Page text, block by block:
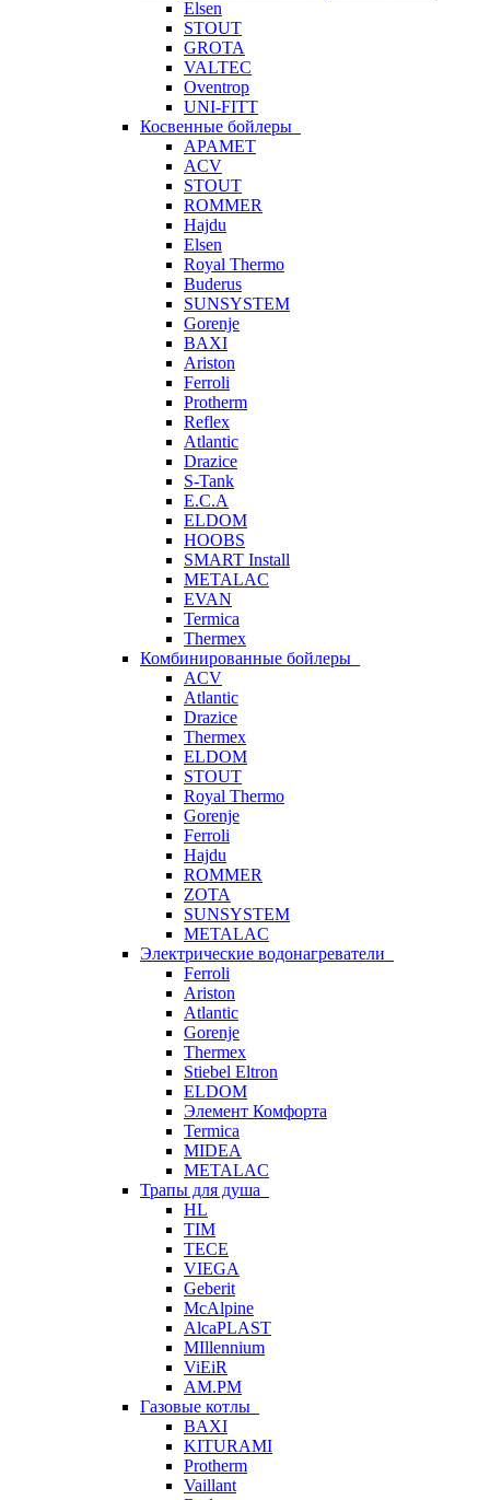
Elsen
STOUT
GROTA
VALTEC
Oventrop
UNI-FITT
Косвенные бойлеры
APAMET
ACV
STOUT
ROMMER
Hajdu
Elsen
Royal Thermo
Buderus
SUNSYSTEM
Gorenje
BAXI
Ariston
Ferroli
Protherm
Reflex
Atlantic
Drazice
S-Tank
E.C.A
ELDOM
HOOBS
SMART Install
METALAC
EVAN
Termica
Thermex
Комбинированные бойлеры
ACV
Atlantic
Drazice
Thermex
ELDOM
STOUT
Royal Thermo
Gorenje
Ferroli
Hajdu
ROMMER
ZOTA
SUNSYSTEM
METALAC
Электрические водонагреватели
Ferroli
Ariston
Atlantic
Gorenje
Thermex
Stiebel Eltron
ELDOM
Элемент Комфорта
Termica
MIDEA
METALAC
Трапы для душа
HL
TIM
TECE
VIEGA
Geberit
McAlpine
AlcaPLAST
MIllennium
ViEiR
AM.PM
Газовые котлы
BAXI
KITURAMI
Protherm
Vaillant